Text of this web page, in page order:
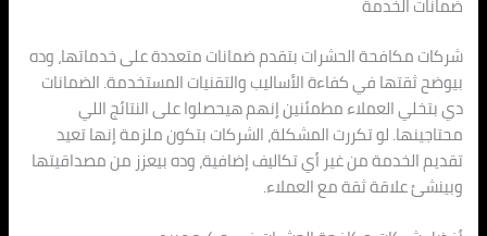
ضمانات الخدمة
شركات مكافحة الحشرات بتقدم ضمانات متعددة على خدماتها، وده
بيوضح ثقتها في كفاءة الأساليب والتقنيات المستخدمة. الضمانات
دي بتخلي العملاء مطمئنين إنهم هيحصلوا على النتائج اللي
محتاجينها. لو تكررت المشكلة، الشركات بتكون ملزمة إنها تعيد
تقديم الخدمة من غير أي تكاليف إضافية، وده بيعزز من مصداقيتها
وبينشئ علاقة ثقة مع العملاء.